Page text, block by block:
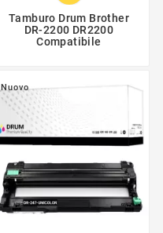
Tamburo Drum Brother
DR-2200 DR2200
Compatibile
Nuovo